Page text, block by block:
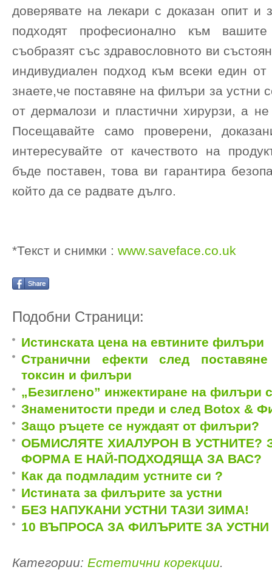
доверявате на лекари с доказан опит и
подходят професионално към
съобразят със здравословното ви
индивудиален подход към всеки един
знаете,че поставяне на филъри за устни
от дермалози и пластични хирурзи, а не
Посещавайте само проверени,
интересувайте от качеството на
бъде поставен, това ви гарантира
който да се радвате дълго.
*Текст и снимки : www.saveface.co.uk
Подобни Страници:
Истинската цена на евтините филъри
Странични ефекти след
токсин и филъри
„Безиглено” инжектиране на филъри
Знаменитости преди и след Botox &
Защо ръцете се нуждаят от филъри?
ОБМИСЛЯТЕ ХИАЛУРОН В УСТНИТЕ?
ФОРМА Е НАЙ-ПОДХОДЯЩА ЗА ВАС?
Как да подмладим устните си ?
Истината за филърите за устни
БЕЗ НАПУКАНИ УСТНИ ТАЗИ ЗИМА!
10 ВЪПРОСА ЗА ФИЛЪРИТЕ ЗА УСТНИ
Категории: Естетични корекции.